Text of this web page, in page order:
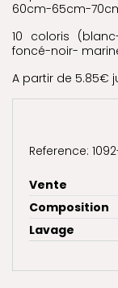
60cm-65cm-
10 coloris
foncé-noir-
A partir de 5.85€
Reference:
Vente
Composition
Lavage